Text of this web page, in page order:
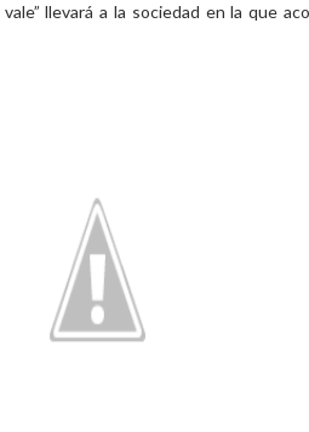
llevará a la sociedad en la que